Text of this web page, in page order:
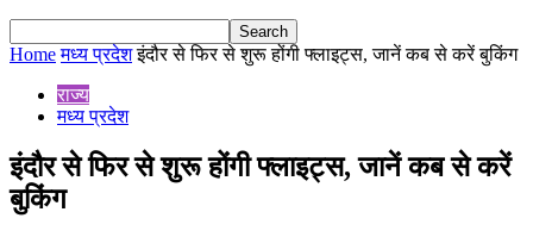
Home मध्य प्रदेश इंदौर से फिर से शुरू होंगी फ्लाइट्स, जानें कब से करें बुकिंग
राज्य
मध्य प्रदेश
इंदौर से फिर से शुरू होंगी फ्लाइट्स, जानें कब से करें
बुकिंग